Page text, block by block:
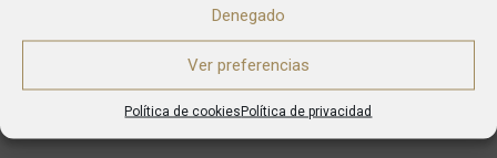
Denegado
Ver preferencias
Política de cookiesPolítica de privacidad
La gama esencial. La calidad Infrico en una gama de productos en
la que prima la sencillez y la eficienci